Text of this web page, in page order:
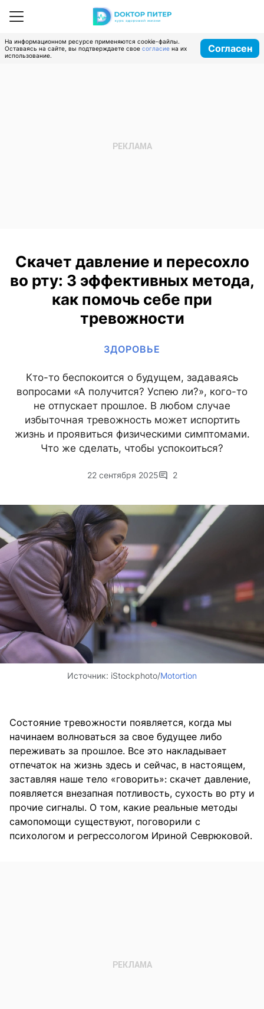
На информационном ресурсе применяются cookie-файлы.
Оставаясь на сайте, вы подтверждаете свое согласие на их
использование.
Согласен
Скачет давление и пересохло
во рту: 3 эффективных метода,
как помочь себе при
тревожности
ЗДОРОВЬЕ
Кто-то беспокоится о будущем, задаваясь
вопросами «А получится? Успею ли?», кого-то
не отпускает прошлое. В любом случае
избыточная тревожность может испортить
жизнь и проявиться физическими симптомами.
Что же сделать, чтобы успокоиться?
22 сентября 2025 2
Источник: iStockphoto/Motortion
Состояние тревожности появляется, когда мы
начинаем волноваться за свое будущее либо
переживать за прошлое. Все это накладывает
отпечаток на жизнь здесь и сейчас, в настоящем,
заставляя наше тело «говорить»: скачет давление,
появляется внезапная потливость, сухость во рту и
прочие сигналы. О том, какие реальные методы
самопомощи существуют, поговорили с
психологом и регрессологом Ириной Севрюковой.